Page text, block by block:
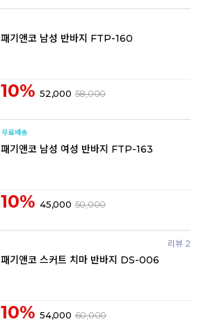
패기앤코 남성 반바지 FTP-160
10% 52,000 58,000
패기앤코 남성 여성 반바지 FTP-163
10% 45,000 50,000
리뷰 2
패기앤코 스커트 치마 반바지 DS-006
10% 54,000 60,000